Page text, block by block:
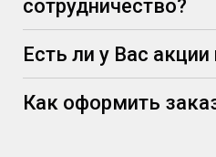
сотрудничество?
Есть ли у Вас
Как оформить